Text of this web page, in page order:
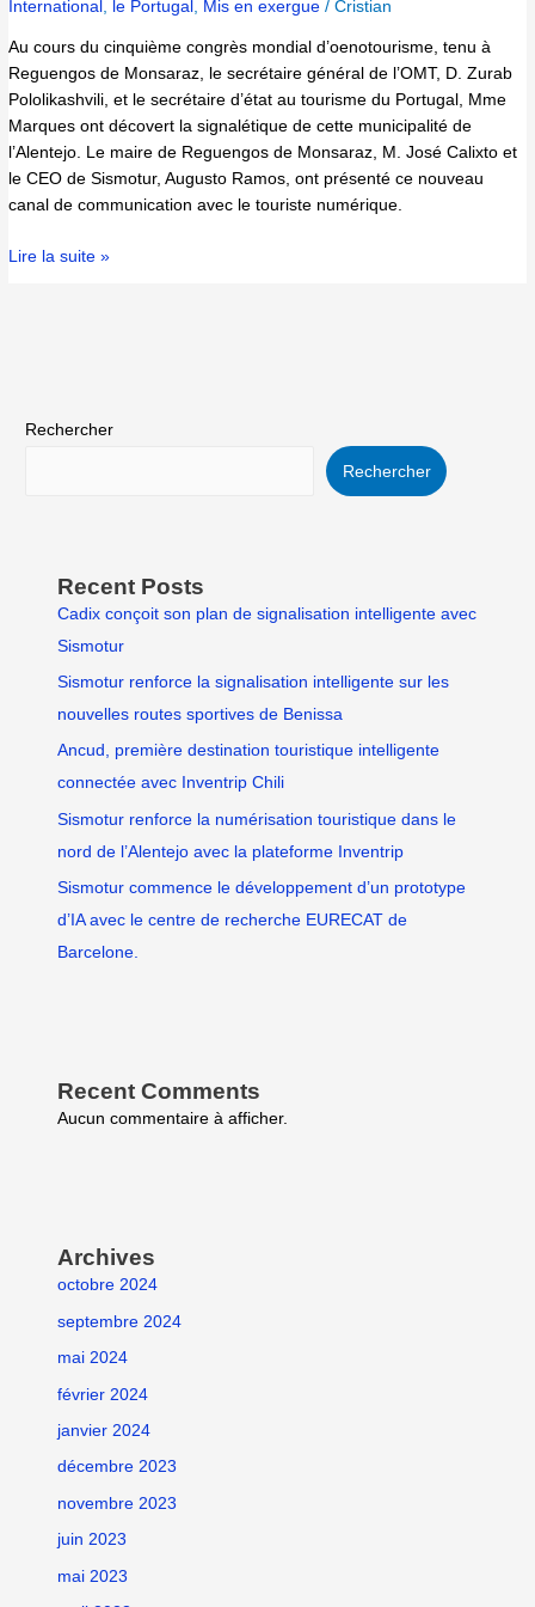
International , le Portugal , Mis en exergue /Cristian
Au cours du cinquième congrès mondial d’oenotourisme, tenu à
Reguengos de Monsaraz, le secrétaire général de l’OMT, D. Zurab
Pololikashvili, et le secrétaire d’état au tourisme du Portugal, Mme
Marques ont décovert la signalétique de cette municipalité de
l’Alentejo. Le maire de Reguengos de Monsaraz, M. José Calixto et
le CEO de Sismotur, Augusto Ramos, ont présenté ce nouveau
canal de communication avec le touriste numérique.
Lire la suite »
Rechercher
Rechercher
Recent Posts
Cadix conçoit son plan de signalisation intelligente avec
Sismotur
Sismotur renforce la signalisation intelligente sur les
nouvelles routes sportives de Benissa
Ancud, première destination touristique intelligente
connectée avec Inventrip Chili
Sismotur renforce la numérisation touristique dans le
nord de l’Alentejo avec la plateforme Inventrip
Sismotur commence le développement d’un prototype
d’IA avec le centre de recherche EURECAT de
Barcelone.
Recent Comments
Aucun commentaire à afficher.
Archives
octobre 2024
septembre 2024
mai 2024
février 2024
janvier 2024
décembre 2023
novembre 2023
juin 2023
mai 2023